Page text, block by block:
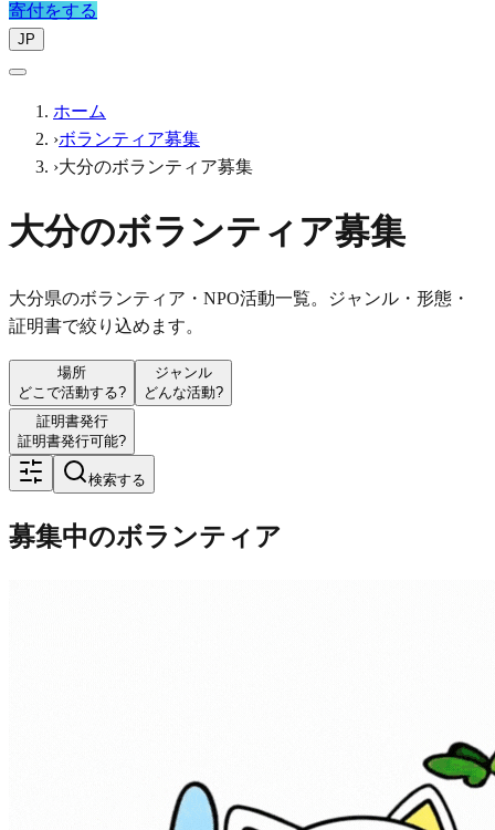
寄付をする
JP
ホーム
›ボランティア募集
›大分のボランティア募集
大分のボランティア募集
大分県のボランティア・NPO活動一覧。ジャンル・形態・
証明書で絞り込めます。
場所
どこで活動する?
ジャンル
どんな活動?
証明書発行
証明書発行可能?
検索する
募集中のボランティア